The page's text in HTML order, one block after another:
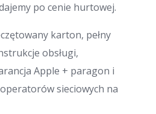
po cenie hurtowej.
karton, pełny
obsługi,
Apple + paragon i
sieciowych na